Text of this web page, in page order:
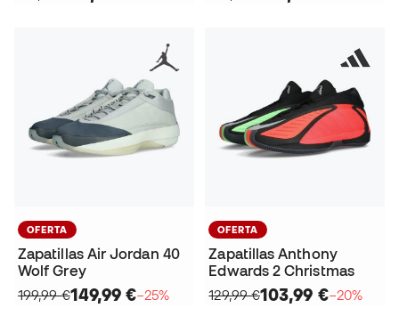
OFERTA
Zapatillas Air Jordan 40
Wolf Grey
199,99 €149,99 €−25%
OFERTA
Zapatillas Anthony
Edwards 2 Christmas
129,99 €103,99 €−20%